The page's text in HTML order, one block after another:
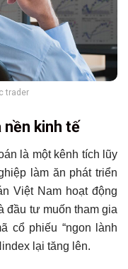
trader
kinh tế
là một kênh tích lũy
làm ăn phát triển
Việt Nam hoạt động
đầu tư muốn tham gia
cổ phiếu “ngon lành
lại tăng lên.